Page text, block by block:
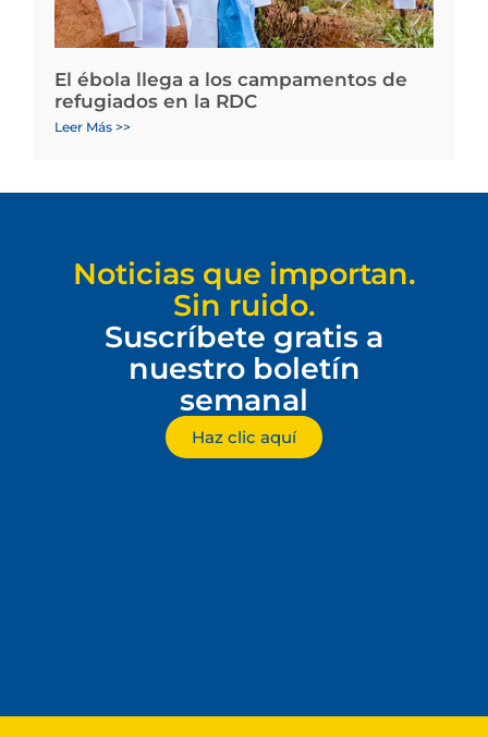
El ébola llega a los campamentos de
refugiados en la RDC
Leer Más >>
Noticias que importan.
Sin ruido.
Suscríbete gratis a
nuestro boletín
semanal
Haz clic aquí